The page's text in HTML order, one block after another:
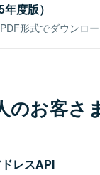
度版）
形式でダウンロー
のお客さ
レスAPI